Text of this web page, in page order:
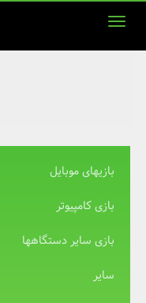
بازیهای موبایل
بازی کامپیوتر
بازی سایر دستگاهها
سایر